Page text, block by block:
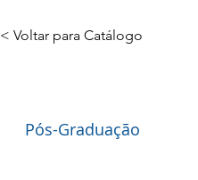
< Voltar para Catálogo
Pós-Graduação